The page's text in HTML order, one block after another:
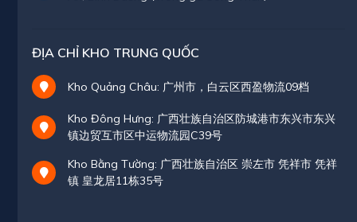
ĐỊA CHỈ KHO TRUNG QUỐC
Kho Quảng Châu: 广州市，白云区西盈物流09档
Kho Đông Hưng: 广西壮族自治区防城港市东兴市东兴
镇边贸互市区中运物流园C39号
Kho Bằng Tường: 广西壮族自治区 崇左市 凭祥市 凭祥
镇 皇龙居11栋35号